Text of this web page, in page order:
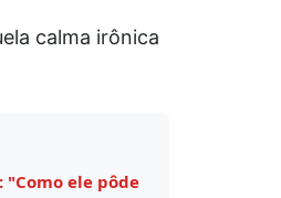
calma irônica
ele pôde